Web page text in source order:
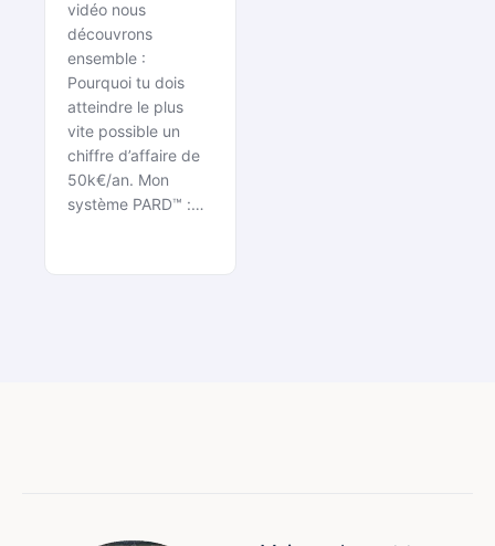
000€ de CA
annuel
vidéo nous
découvrons
ensemble :
Pourquoi tu dois
atteindre le plus
vite possible un
chiffre d’affaire de
50k€/an. Mon
système PARD™ :…